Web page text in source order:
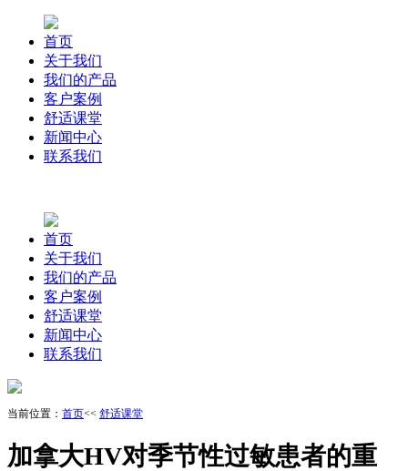
首页
关于我们
我们的产品
客户案例
舒适课堂
新闻中心
联系我们
首页
关于我们
我们的产品
客户案例
舒适课堂
新闻中心
联系我们
当前位置： 首页<< 舒适课堂
加拿大HV对季节性过敏患者的重